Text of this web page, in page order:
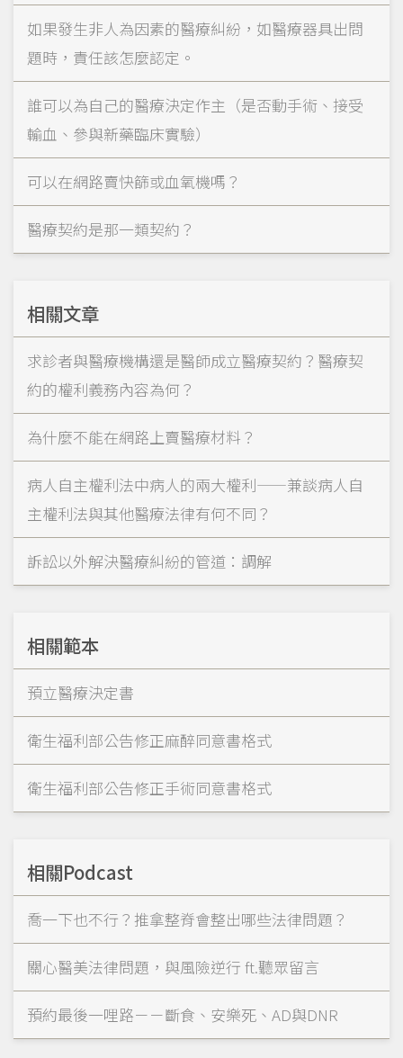
如果發生非人為因素的醫療糾紛，如醫療器具出問
題時，責任該怎麼認定。
誰可以為自己的醫療決定作主（是否動手術、接受
輸血、參與新藥臨床實驗）
可以在網路賣快篩或血氧機嗎？
醫療契約是那一類契約？
相關文章
求診者與醫療機構還是醫師成立醫療契約？醫療契
約的權利義務內容為何？
為什麼不能在網路上賣醫療材料？
病人自主權利法中病人的兩大權利——兼談病人自
主權利法與其他醫療法律有何不同？
訴訟以外解決醫療糾紛的管道：調解
相關範本
預立醫療決定書
衛生福利部公告修正麻醉同意書格式
衛生福利部公告修正手術同意書格式
相關Podcast
喬一下也不行？推拿整脊會整出哪些法律問題？
關心醫美法律問題，與風險逆行 ft.聽眾留言
預約最後一哩路－－斷食、安樂死、AD與DNR